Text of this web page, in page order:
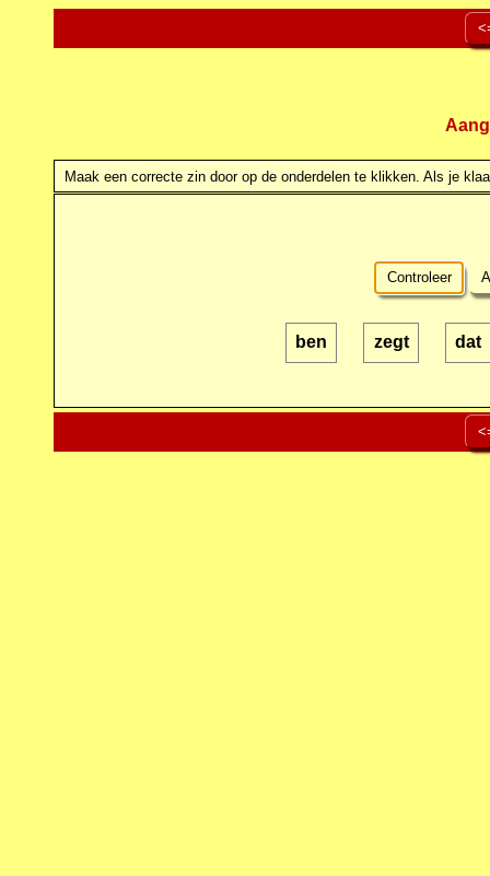
Maak een correcte zin door op de onderdelen te klikken. Als je
Controleer
ben zegt dat